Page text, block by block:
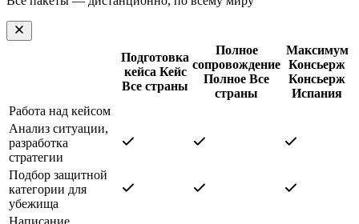
Подготовка
кейса Кейс
Все страны
Полное
сопровождение
Полное Все
страны
Максимум
Консьерж
Консьерж
Испания
Работа над кейсом
Анализ ситуации,
разработка
стратегии
Подбор защитной
категории для
убежища
Написание